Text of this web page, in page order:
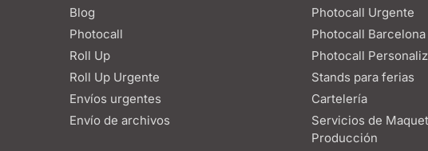
Blog
Photocall
Roll Up
Roll Up Urgente
Envíos urgentes
Envío de archivos
Photocall Urgente
Photocall Barcelona
Photocall
Stands para ferias
Cartelería
Servicios de
Producción